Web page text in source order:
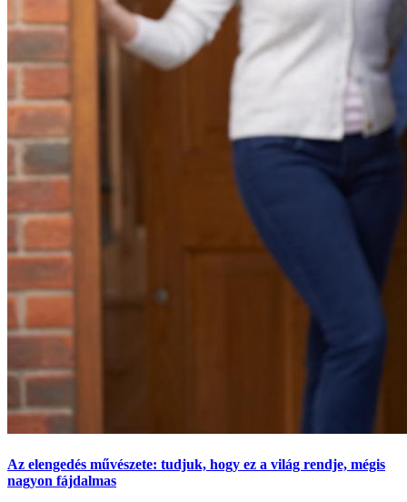
Az elengedés művészete: tudjuk, hogy ez a világ rendje, mégis
nagyon fájdalmas